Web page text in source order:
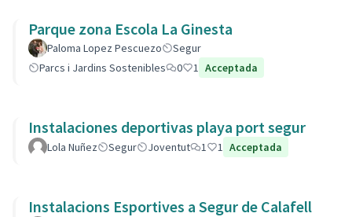
Parque zona Escola La Ginesta
Paloma Lopez Pescuezo
Segur
Parcs i Jardins Sostenibles
0 1 Acceptada
Instalaciones deportivas playa port segur
Lola Nuñez Segur Joventut 1 1 Acceptada
Instalacions Esportives a Segur de Calafell